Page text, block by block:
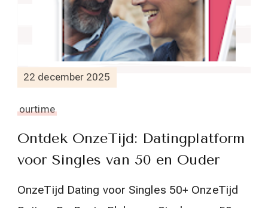
22 december 2025
ourtime
Ontdek OnzeTijd: Datingplatform
voor Singles van 50 en Ouder
OnzeTijd Dating voor Singles 50+ OnzeTijd